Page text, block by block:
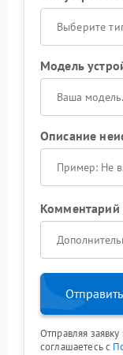
Выберите
Модель
Описание
Комментарий
Отправляя
соглашаетесь с